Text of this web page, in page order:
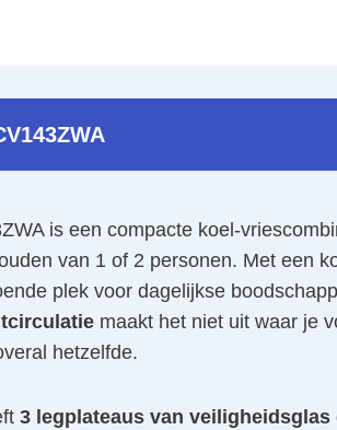
is een compacte koel-
van 1 of 2 personen. Met een
plek voor dagelijkse
maakt het niet uit waar je
hetzelfde.
3 legplateaus van veiligheidsglas